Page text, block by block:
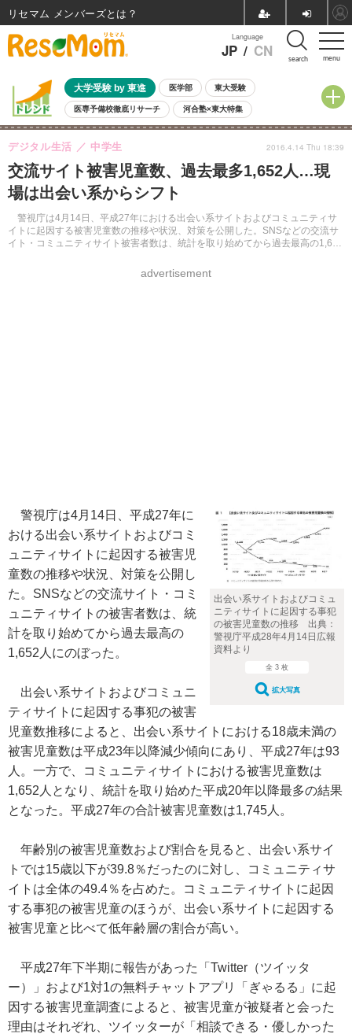
menu
Language
JP / CN search
大学受験 by 東進 医学部 東大受験
医専予備校徹底リサーチ 河合塾×東大特集
親子で考える大学選び 高校受験 中学受験 小学校受験
共通テスト 夏休み
8月開催イベント・WS 全国公立高校 過去問 人気記事
自由研究教材（小学生向け） 自由研究教材（中学生向け）
交流サイト被害児童数、過去最多1,652人…現
場は出会い系からシフト
警視庁は4月14日、平成27年における出会い系サイトおよびコミュニティサ
イトに起因する被害児童数の推移や状況、対策を公開した。SNSなどの交流サ
イト・コミュニティサイト被害者数は、統計を取り始めてから過去最高の1,652
デジタル生活 中学生
advertisement
2016.4.14 Thu 18:39
出会い系サイトおよびコミュ
ニティサイトに起因する事犯
の被害児童数の推移 出典：
警視庁平成28年4月14日広報
資料より
全 3 枚
拡大写真
警視庁は4月14日、平成27年に
おける出会い系サイトおよびコミ
ュニティサイトに起因する被害児
童数の推移や状況、対策を公開し
た。SNSなどの交流サイト・コミ
ュニティサイトの被害者数は、統
計を取り始めてから過去最高の
1,652人にのぼった。
出会い系サイトおよびコミュニ
ティサイトに起因する事犯の被害
児童数推移によると、出会い系サイトにおける18歳未満の
被害児童数は平成23年以降減少傾向にあり、平成27年は93
人。一方で、コミュニティサイトにおける被害児童数は
1,652人となり、統計を取り始めた平成20年以降最多の結果
となった。平成27年の合計被害児童数は1,745人。
年齢別の被害児童数および割合を見ると、出会い系サイ
トでは15歳以下が39.8％だったのに対し、コミュニティサ
イトは全体の49.4％を占めた。コミュニティサイトに起因
する事犯の被害児童のほうが、出会い系サイトに起因する
被害児童と比べて低年齢層の割合が高い。
平成27年下半期に報告があった「Twitter（ツイッタ
ー）」および1対1の無料チャットアプリ「ぎゃるる」に起
因する被害児童調査によると、被害児童が被疑者と会った
理由はそれぞれ、ツイッターが「相談できる・優しかった
リセマム メンバーズ